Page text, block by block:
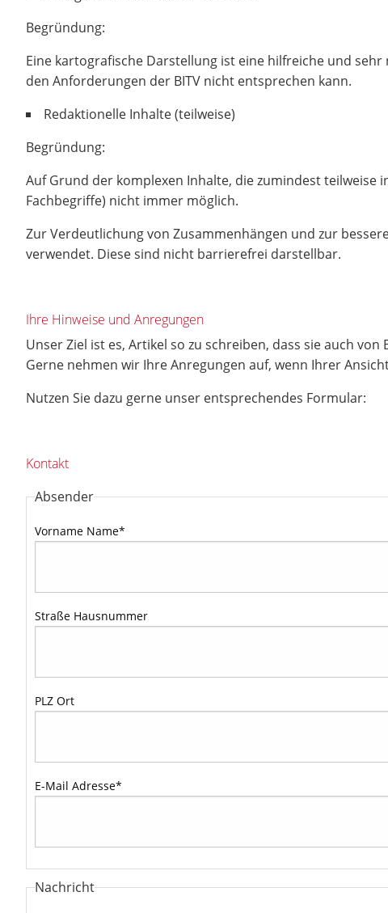
Begründung:
Eine kartografische Darstellung ist eine hilfreiche und
den Anforderungen der BITV nicht entsprechen kann.
Redaktionelle Inhalte (teilweise)
Begründung:
Auf Grund der komplexen Inhalte, die zumindest teilweise
Fachbegriffe) nicht immer möglich.
Zur Verdeutlichung von Zusammenhängen und zur
verwendet. Diese sind nicht barrierefrei darstellbar.
Ihre Hinweise und Anregungen
Unser Ziel ist es, Artikel so zu schreiben, dass sie auch
Gerne nehmen wir Ihre Anregungen auf, wenn Ihrer
Nutzen Sie dazu gerne unser entsprechendes Formular:
Kontakt
Absender
Vorname Name*
Straße Hausnummer
PLZ Ort
E-Mail Adresse*
Nachricht